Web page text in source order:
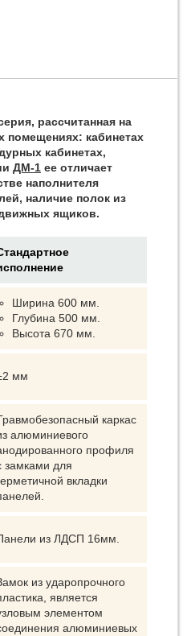
рассчитанная на
кабинетах
кабинетах,
ДМ-1 ее отличает
наполнителя
наличие полок из
ящиков.
Ширина 600 мм.
Глубина 500 мм.
Высота 670 мм.
мм
каркас
алюминиевого
профиля
замками для
вкладки
из ЛДСП 16мм.
из ударопрочного
является
элементом
алюминиевых